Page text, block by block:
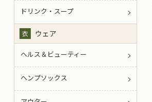
ドリンク・スープ
衣 ウェア
ヘルス＆ビューティー
ヘンプソックス